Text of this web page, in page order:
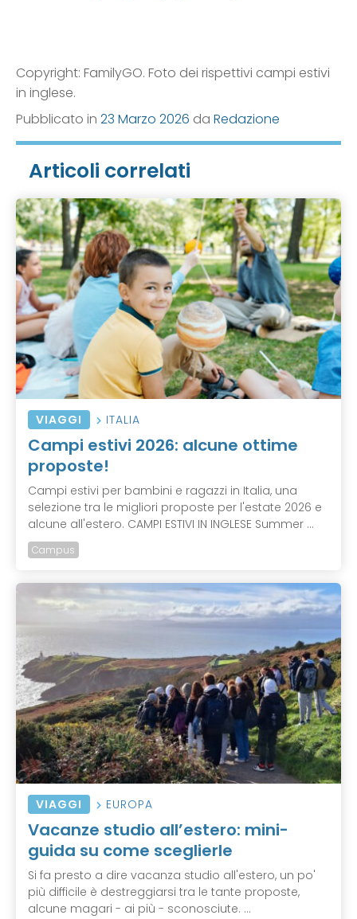
Copyright: FamilyGO. Foto dei rispettivi campi estivi
in inglese.
Pubblicato in 23 Marzo 2026 da Redazione
Articoli correlati
VIAGGI ITALIA
Campi estivi 2026: alcune ottime
proposte!
Campi estivi per bambini e ragazzi in Italia, una
selezione tra le migliori proposte per l'estate 2026 e
alcune all'estero. CAMPI ESTIVI IN INGLESE Summer ...
Campus
VIAGGI EUROPA
Vacanze studio all’estero: mini-
guida su come sceglierle
Si fa presto a dire vacanza studio all'estero, un po'
più difficile è destreggiarsi tra le tante proposte,
alcune magari - ai più - sconosciute. ...